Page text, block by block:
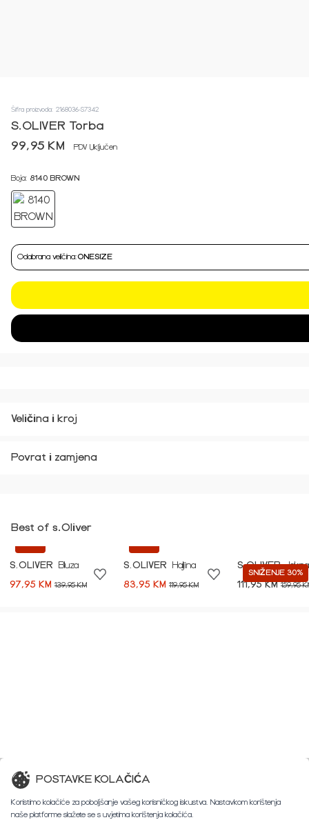
Šifra proizvoda: 2168036-S7342
S.OLIVER Torba
99,95 KM
PDV Uključen
Boja: 8140 BROWN
Odabrana veličina:ONESIZE
Veličina i kroj
Povrat i zamjena
Best of s.Oliver
S.OLIVER
Bluza
97,95 KM 139,95 KM
S.OLIVER
Haljina
83,95 KM 119,95 KM
SNIŽENJE 30%
S.OLIVER Jakna
111,95 KM159,95
POSTAVKE KOLAČIĆA
Koristimo kolačiće za poboljšanje vašeg korisničkog iskustva. Nastavkom korištenja
naše platforme slažete se s uvjetima korištenja kolačića.